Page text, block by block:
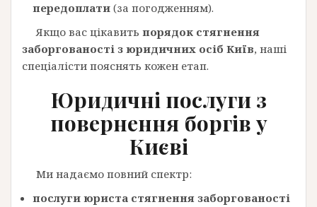
передоплати (за погодженням).
Якщо вас цікавить порядок стягнення
заборгованості з юридичних осіб Київ, наші
спеціалісти пояснять кожен етап.
Юридичні послугиз
повернення боргів у
Києві
Ми надаємо повний спектр:
послуги юриста стягнення заборгованості